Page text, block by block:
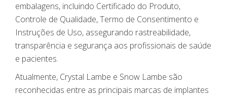
embalagens, incluindo Certificado do Produto,
Controle de Qualidade, Termo de Consentimento e
Instruções de Uso, assegurando rastreabilidade,
transparência e segurança aos profissionais de saúde
e pacientes.
Atualmente, Crystal Lambe e Snow Lambe são
reconhecidas entre as principais marcas de implantes